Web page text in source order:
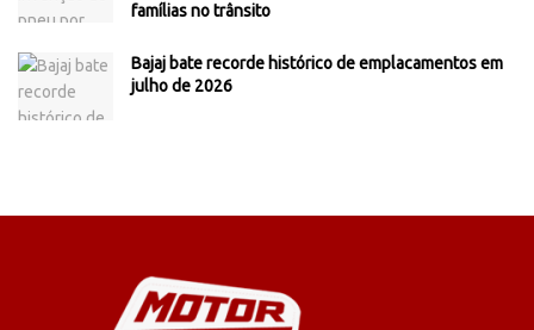
famílias no trânsito
Bajaj bate recorde histórico de emplacamentos em
julho de 2026